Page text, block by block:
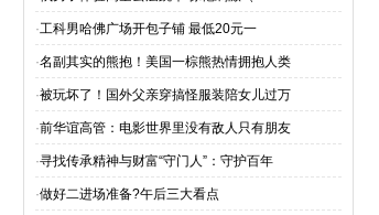
·工科男哈佛广场开包子铺 最低20元一
·名副其实的熊抱！美国一棕熊热情拥抱人类
·被玩坏了！国外父亲穿搞怪服装陪女儿过万
·前华谊高管：电影世界里没有敌人只有朋友
·寻找传承精神与财富“守门人”：守护百年
·做好二进场准备?午后三大看点